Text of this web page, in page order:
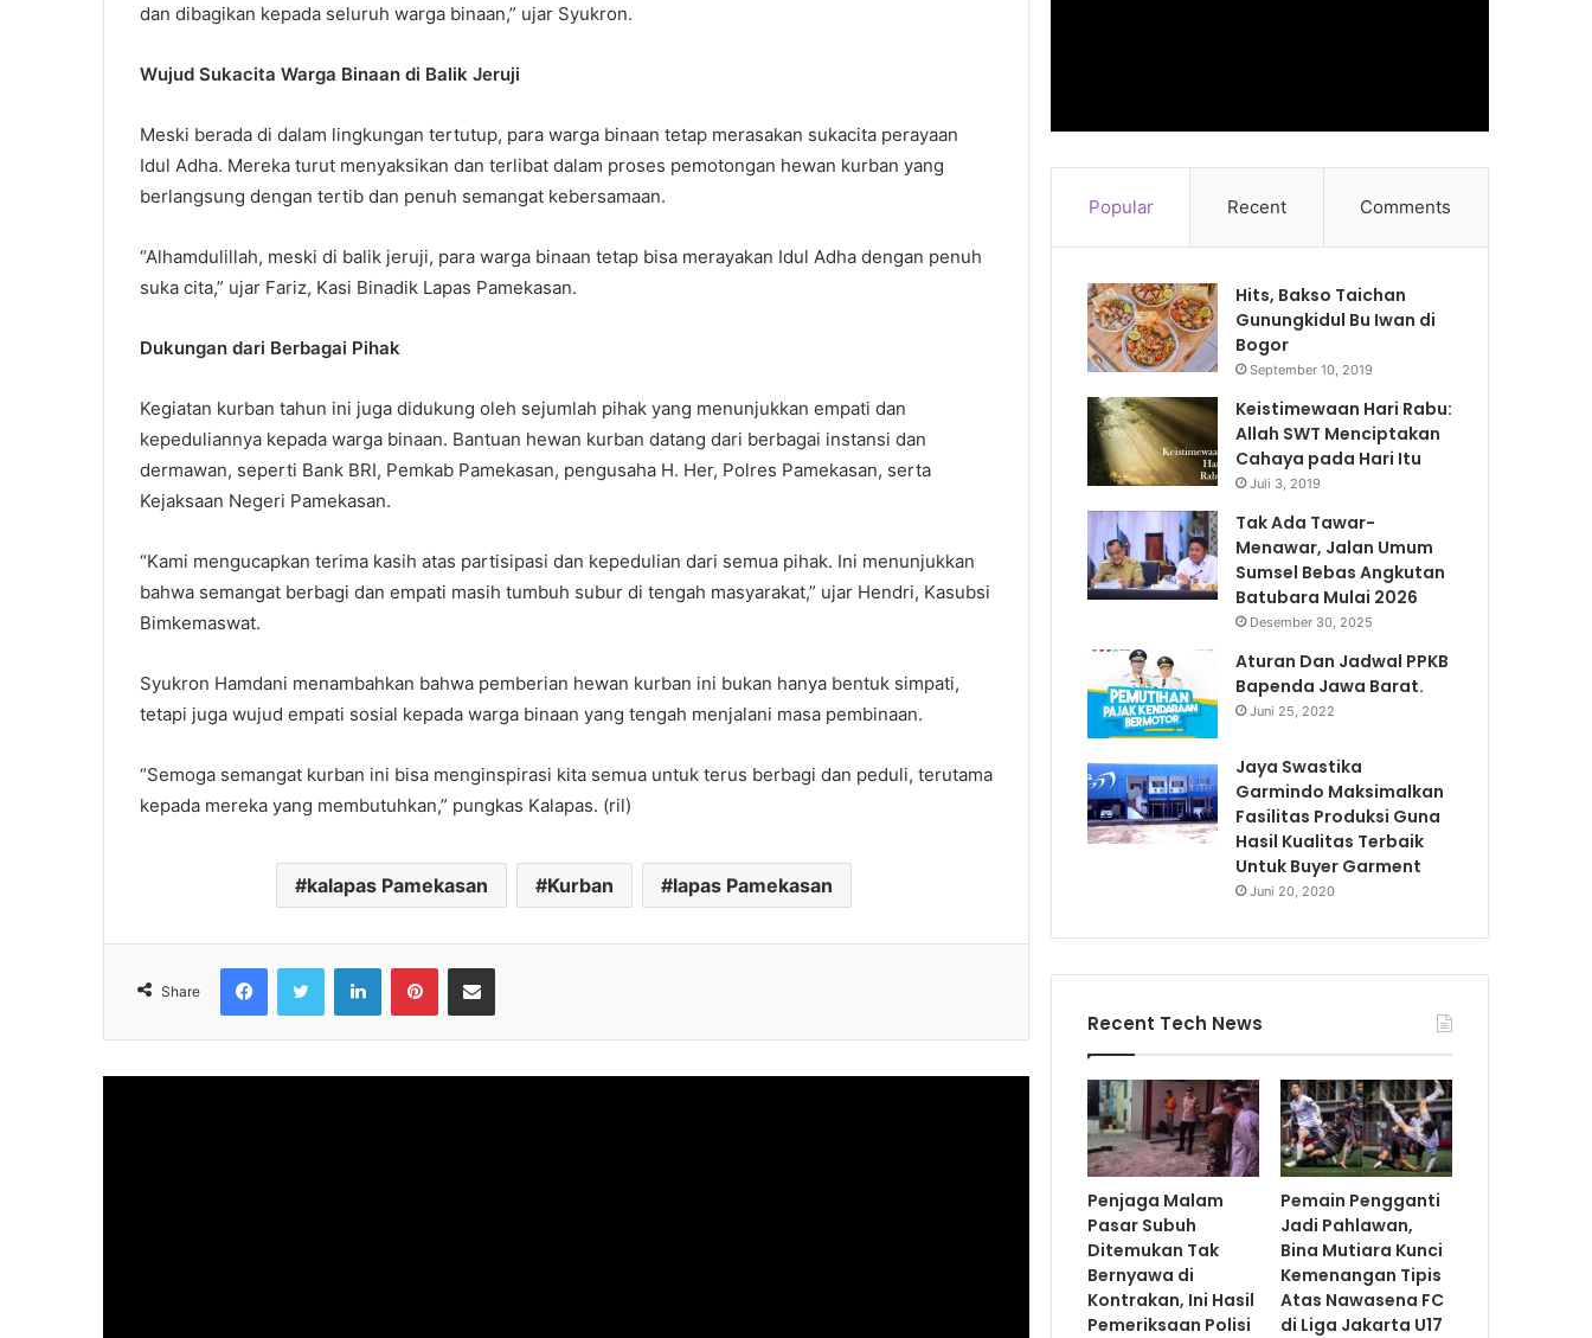
dan dibagikan kepada seluruh warga binaan,” ujar Syukron.
Wujud Sukacita Warga Binaan di Balik Jeruji
Meski berada di dalam lingkungan tertutup, para warga binaan tetap merasakan sukacita perayaan
Idul Adha. Mereka turut menyaksikan dan terlibat dalam proses pemotongan hewan kurban yang
berlangsung dengan tertib dan penuh semangat kebersamaan.
“Alhamdulillah, meski di balik jeruji, para warga binaan tetap bisa merayakan Idul Adha dengan penuh
suka cita,” ujar Fariz, Kasi Binadik Lapas Pamekasan.
Dukungan dari Berbagai Pihak
Kegiatan kurban tahun ini juga didukung oleh sejumlah pihak yang menunjukkan empati dan
kepeduliannya kepada warga binaan. Bantuan hewan kurban datang dari berbagai instansi dan
dermawan, seperti Bank BRI, Pemkab Pamekasan, pengusaha H. Her, Polres Pamekasan, serta
Kejaksaan Negeri Pamekasan.
“Kami mengucapkan terima kasih atas partisipasi dan kepedulian dari semua pihak. Ini menunjukkan
bahwa semangat berbagi dan empati masih tumbuh subur di tengah masyarakat,” ujar Hendri, Kasubsi
Bimkemaswat.
Syukron Hamdani menambahkan bahwa pemberian hewan kurban ini bukan hanya bentuk simpati,
tetapi juga wujud empati sosial kepada warga binaan yang tengah menjalani masa pembinaan.
“Semoga semangat kurban ini bisa menginspirasi kita semua untuk terus berbagi dan peduli, terutama
kepada mereka yang membutuhkan,” pungkas Kalapas. (ril)
kalapas Pamekasan Kurban lapas Pamekasan
Share
FacebookTwitter LinkedInPinterestShare via Email
Popular Recent Comments
Hits, Bakso Taichan
Gunungkidul Bu Iwan di
Bogor
September 10, 2019
Keistimewaan Hari Rabu:
Allah SWT Menciptakan
Cahaya pada Hari Itu
Juli 3, 2019
Tak Ada Tawar-
Menawar, Jalan Umum
Sumsel Bebas Angkutan
Batubara Mulai 2026
Desember 30, 2025
Aturan Dan Jadwal PPKB
Bapenda Jawa Barat.
Juni 25, 2022
Jaya Swastika
Garmindo Maksimalkan
Fasilitas Produksi Guna
Hasil Kualitas Terbaik
Untuk Buyer Garment
Juni 20, 2020
Recent Tech News
Penjaga Malam
Pasar Subuh
Ditemukan Tak
Bernyawa di
Kontrakan, Ini Hasil
Pemeriksaan Polisi
Pemain Pengganti
Jadi Pahlawan,
Bina Mutiara Kunci
Kemenangan Tipis
Atas Nawasena FC
di Liga Jakarta U17